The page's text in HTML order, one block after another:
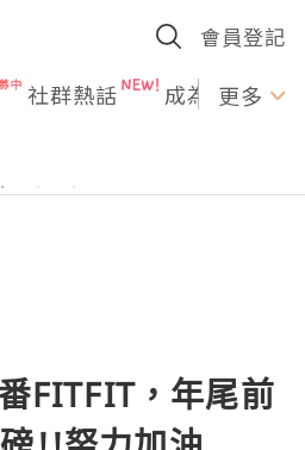
會員登記
社群熱話 成為U更多
FITFIT，年尾前